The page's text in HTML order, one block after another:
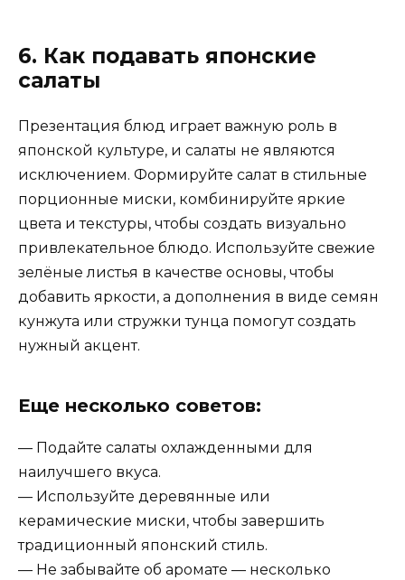
6. Как подавать японские
салаты
Презентация блюд играет важную роль в
японской культуре, и салаты не являются
исключением. Формируйте салат в стильные
порционные миски, комбинируйте яркие
цвета и текстуры, чтобы создать визуально
привлекательное блюдо. Используйте свежие
зелёные листья в качестве основы, чтобы
добавить яркости, а дополнения в виде семян
кунжута или стружки тунца помогут создать
нужный акцент.
Еще несколько советов:
— Подайте салаты охлажденными для
наилучшего вкуса.
— Используйте деревянные или
керамические миски, чтобы завершить
традиционный японский стиль.
— Не забывайте об аромате — несколько